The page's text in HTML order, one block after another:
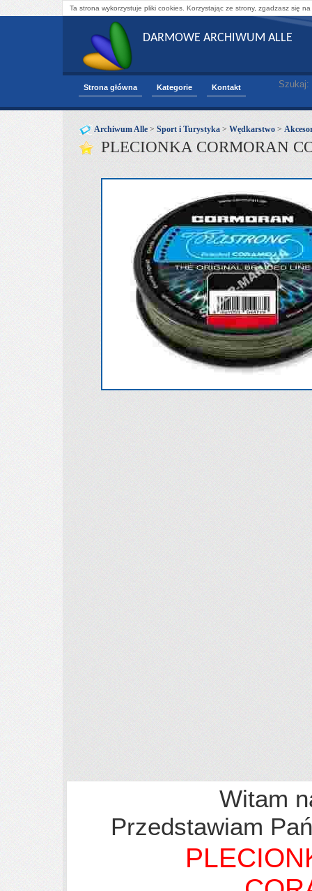
Ta strona wykorzystuje pliki cookies. Korzystając ze strony, zgadzasz się
DARMOWE ARCHIWUM ALLE
Strona główna Kategorie Kontakt Szukaj:
Archiwum Alle > Sport i Turystyka > Wędkarstwo >
PLECIONKA CORMORAN
Witam
Przedstawiam